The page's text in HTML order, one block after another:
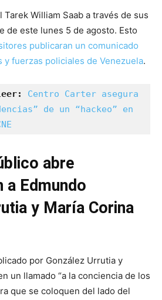
William Saab a través de sus
de este lunes 5 de agosto. Esto
publicaran un comunicado
fuerzas policiales de Venezuela.
Centro Carter asegura
de un “hackeo” en
abre
a Edmundo
y María Corina
por González Urrutia y
un llamado “a la conciencia de los
que se coloquen del lado del